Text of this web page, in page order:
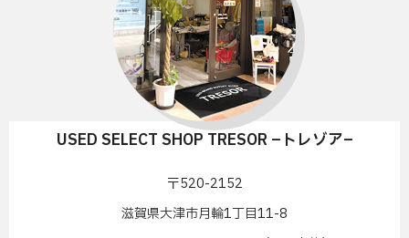
USED SELECT SHOP TRESOR –トレゾア–
〒520-2152
滋賀県大津市月輪1丁目11-8